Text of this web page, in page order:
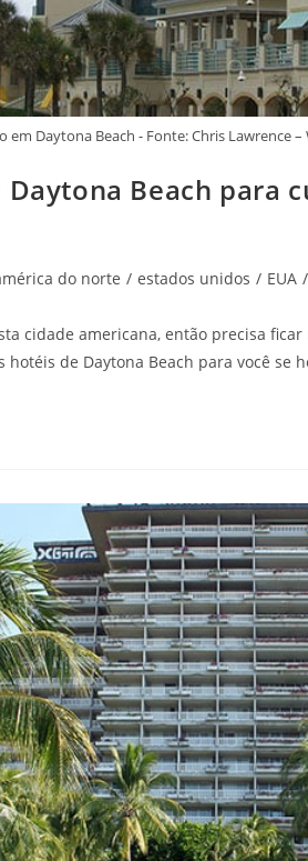
em Daytona Beach - Fonte: Chris Lawrence
Beach para
do norte / estados unidos / EUA /
cidade americana, então precisa
hotéis de Daytona Beach para você se